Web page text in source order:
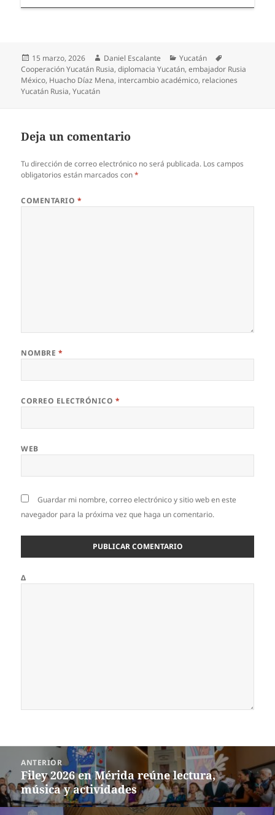
Publicado
el
15 marzo, 2026 Autor
Daniel Escalante Categorías
Yucatán
Cooperación Yucatán Rusia,diplomacia Yucatán,embajador Rusia
México, Huacho Díaz Mena, intercambio académico, relaciones
Yucatán Rusia,Yucatán
Deja un comentario
Tu dirección de correo electrónico no será publicada. Los campos
obligatorios están marcados con*
COMENTARIO *
NOMBRE *
CORREO ELECTRÓNICO *
WEB
Guardar mi nombre, correo electrónico y sitio web en este
navegador para la próxima vez que haga un comentario.
Δ
de
entradas
ANTERIOR
Entrada
anterior:
Filey 2026 en Mérida reúne lectura,
música y actividades